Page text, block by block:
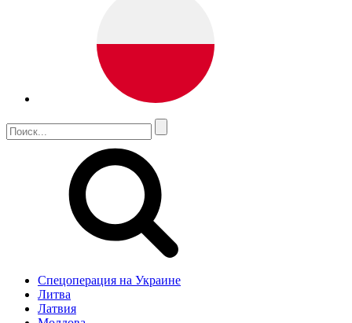
Спецоперация на Украине
Литва
Латвия